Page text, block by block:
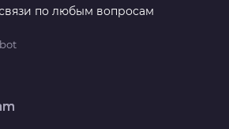
по любым вопросам